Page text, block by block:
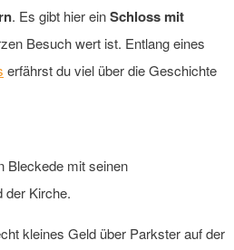
. Es gibt hier einSchloss mit
Besuch wert ist. Entlang eines
erfährst du viel über die Geschichte
Bleckede mit seinen
der Kirche.
kleines Geld über Parkster auf der